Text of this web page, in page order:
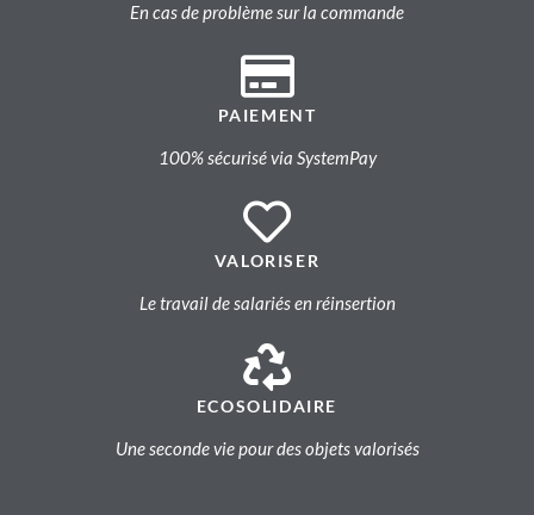
En cas de problème sur la commande
PAIEMENT
100% sécurisé via SystemPay
VALORISER
Le travail de salariés en réinsertion
ECOSOLIDAIRE
Une seconde vie pour des objets valorisés